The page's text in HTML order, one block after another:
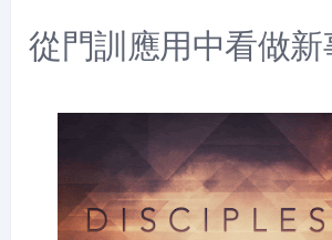
從門訓應用中看做新